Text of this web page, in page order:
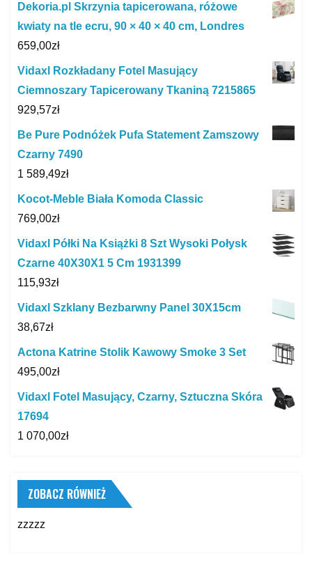
Dekoria.pl Skrzynia tapicerowana, różowe
kwiaty na tle ecru, 90 × 40 × 40 cm, Londres
659,00zł
Vidaxl Rozkładany Fotel Masujący
Ciemnoszary Tapicerowany Tkaniną 7215865
929,57zł
Be Pure Podnóżek Pufa Statement Zamszowy
Czarny 7490
1 589,49zł
Kocot-Meble Biała Komoda Classic
769,00zł
Vidaxl Półki Na Książki 8 Szt Wysoki Połysk
Czarne 40X30X1 5 Cm 1931399
115,93zł
Vidaxl Szklany Bezbarwny Panel 30X15cm
38,67zł
Actona Katrine Stolik Kawowy Smoke 3 Set
495,00zł
Vidaxl Fotel Masujący, Czarny, Sztuczna Skóra
17694
1 070,00zł
ZOBACZ RÓWNIEŻ
zzzzz